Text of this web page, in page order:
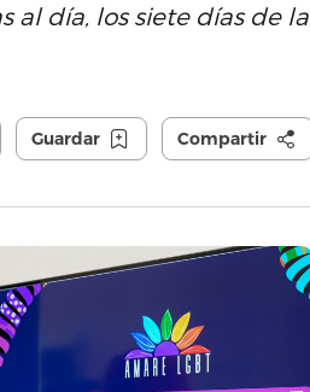
al día, los siete días de la
Guardar Compartir